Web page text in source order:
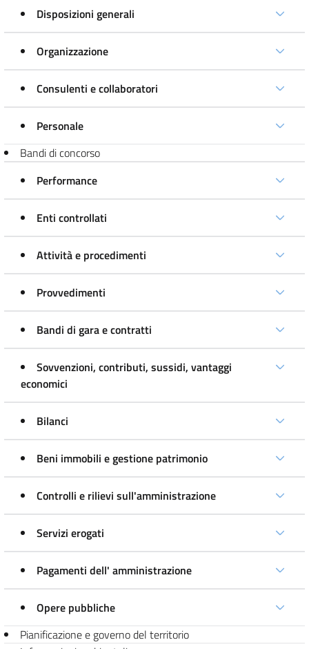
Disposizioni generali
Organizzazione
Consulenti e collaboratori
Personale
Bandi di concorso
Performance
Enti controllati
Attività e procedimenti
Provvedimenti
Bandi di gara e contratti
Sovvenzioni, contributi, sussidi, vantaggi
economici
Bilanci
Beni immobili e gestione patrimonio
Controlli e rilievi sull'amministrazione
Servizi erogati
Pagamenti dell' amministrazione
Opere pubbliche
Pianificazione e governo del territorio